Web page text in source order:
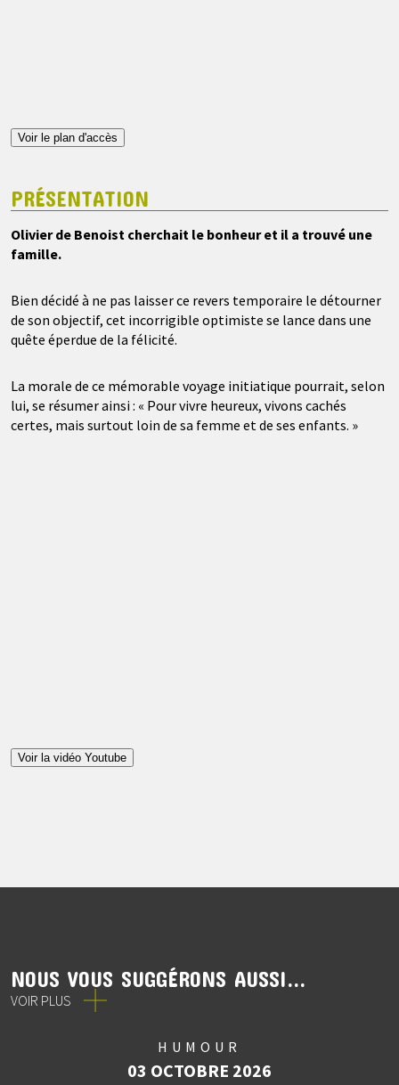
Voir le plan d'accès
PRÉSENTATION
Olivier de Benoist cherchait le bonheur et il a trouvé une
famille.
Bien décidé à ne pas laisser ce revers temporaire le détourner
de son objectif, cet incorrigible optimiste se lance dans une
quête éperdue de la félicité.
La morale de ce mémorable voyage initiatique pourrait, selon
lui, se résumer ainsi : « Pour vivre heureux, vivons cachés
certes, mais surtout loin de sa femme et de ses enfants. »
Voir la vidéo Youtube
NOUS VOUS SUGGÉRONS AUSSI...
VOIR PLUS
HUMOUR
03 OCTOBRE 2026